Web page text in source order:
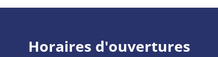
Horaires d'ouvertures